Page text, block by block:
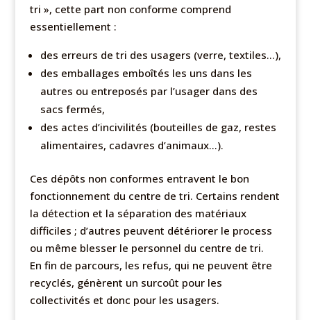
tri », cette part non conforme comprend
essentiellement :
des erreurs de tri des usagers (verre, textiles…),
des emballages emboîtés les uns dans les
autres ou entreposés par l’usager dans des
sacs fermés,
des actes d’incivilités (bouteilles de gaz, restes
alimentaires, cadavres d’animaux…).
Ces dépôts non conformes entravent le bon
fonctionnement du centre de tri. Certains rendent
la détection et la séparation des matériaux
difficiles ; d’autres peuvent détériorer le process
ou même blesser le personnel du centre de tri.
En fin de parcours, les refus, qui ne peuvent être
recyclés, génèrent un surcoût pour les
collectivités et donc pour les usagers.